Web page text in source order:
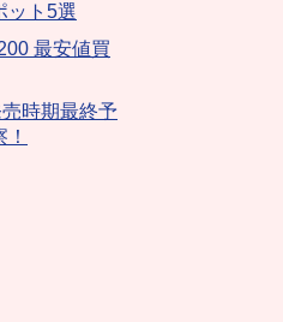
ット5選
最安値買
時期最終予